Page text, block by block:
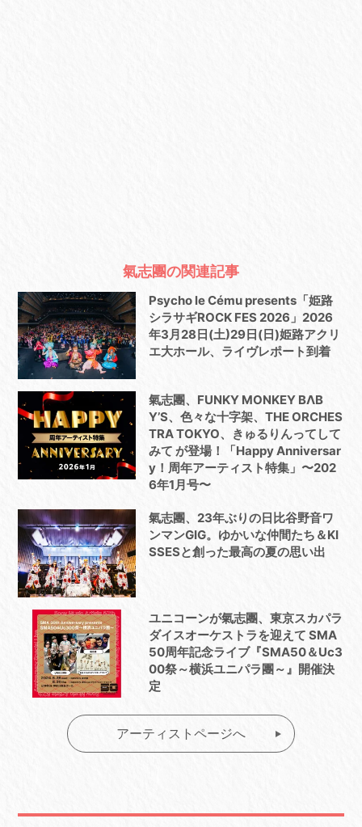
氣志團の関連記事
Psycho le Cému presents「姫路
シラサギROCK FES 2026」2026
年3月28日(土)29日(日)姫路アクリ
エ大ホール、ライヴレポート到着
氣志團、FUNKY MONKEY BΛB
Y’S、色々な十字架、THE ORCHES
TRA TOKYO、きゅるりんってして
みて が登場！「Happy Anniversar
y！周年アーティスト特集」〜202
6年1月号〜
氣志團、23年ぶりの日比谷野音ワ
ンマンGIG。ゆかいな仲間たち＆KI
SSESと創った最高の夏の思い出
ユニコーンが氣志團、東京スカパラ
ダイスオーケストラを迎えて SMA
50周年記念ライブ『SMA50＆Uc3
00祭～横浜ユニパラ團～』開催決
定
アーティストページへ